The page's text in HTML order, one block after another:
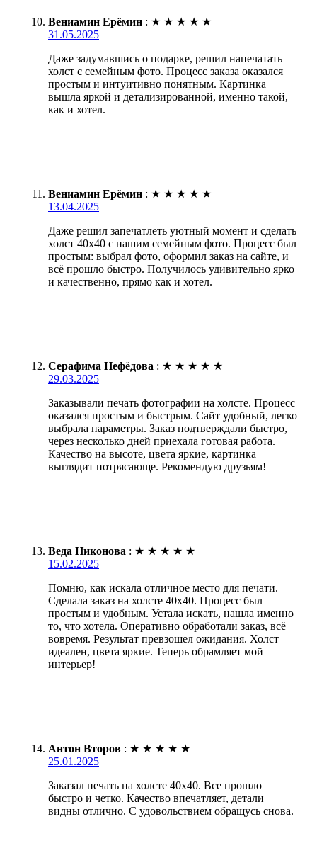
Вениамин Ерёмин : ★ ★ ★ ★ ★
31.05.2025
Даже задумавшись о подарке, решил напечатать
холст с семейным фото. Процесс заказа оказался
простым и интуитивно понятным. Картинка
вышла яркой и детализированной, именно такой,
как и хотел.
Вениамин Ерёмин : ★ ★ ★ ★ ★
13.04.2025
Даже решил запечатлеть уютный момент и сделать
холст 40х40 с нашим семейным фото. Процесс был
простым: выбрал фото, оформил заказ на сайте, и
всё прошло быстро. Получилось удивительно ярко
и качественно, прямо как и хотел.
Серафима Нефёдова : ★ ★ ★ ★ ★
29.03.2025
Заказывали печать фотографии на холсте. Процесс
оказался простым и быстрым. Сайт удобный, легко
выбрала параметры. Заказ подтверждали быстро,
через несколько дней приехала готовая работа.
Качество на высоте, цвета яркие, картинка
выглядит потрясающе. Рекомендую друзьям!
Веда Никонова : ★ ★ ★ ★ ★
15.02.2025
Помню, как искала отличное место для печати.
Сделала заказ на холсте 40х40. Процесс был
простым и удобным. Устала искать, нашла именно
то, что хотела. Оперативно обработали заказ, всё
вовремя. Результат превзошел ожидания. Холст
идеален, цвета яркие. Теперь обрамляет мой
интерьер!
Антон Второв : ★ ★ ★ ★ ★
25.01.2025
Заказал печать на холсте 40х40. Все прошло
быстро и четко. Качество впечатляет, детали
видны отлично. С удовольствием обращусь снова.